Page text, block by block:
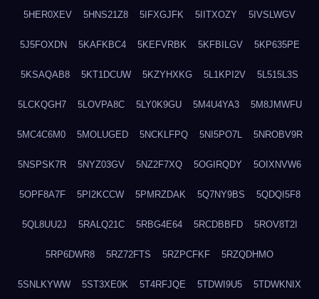
5HER0XEV 5HNS21Z8 5IFXGJFK 5IITXOZY 5IVSLWGV
5J5FOXDN 5KAFKBC4 5KEFVRBK 5KFBILGV 5KP635PE
5KSAQAB8 5KT1DCUW 5KZYHXKG 5L1KPI2V 5L515L3S
5LCKQGH7 5LOVPA8C 5LY0K9GU 5M4U4YA3 5M8JMWFU
5MC4C6M0 5MOLUGED 5NCKLFPQ 5NI5PO7L 5NROBV9R
5NSPSK7R 5NYZ03GV 5NZ2F7XQ 5OGIRQDY 5OIXNVW6
5OPF8A7F 5PI2KCCW 5PMRZDAK 5Q7NY9BS 5QDQI5F8
5QL8UU2J 5RALQ21C 5RBG4E64 5RCDBBFD 5ROV8T2I
5RP6DWR8 5RZ72FTS 5RZPCFKF 5RZQDHMO
5SNLKYWW 5ST3XE0K 5T4RFJQE 5TDWI9U5 5TDWKNIX